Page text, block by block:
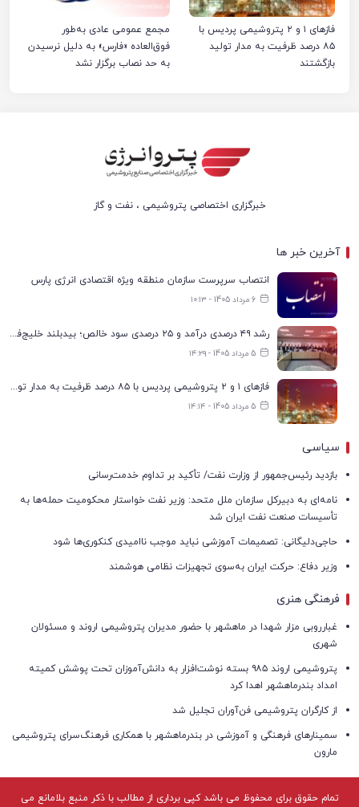
فازهای ۱ و ۲ پتروشیمی پردیس با
۸۵ درصد ظرفیت به مدار تولید
بازگشتند
مجمع عمومی عادی به‌طور
فوق‌العاده «فارس» به دلیل نرسیدن
به حد نصاب برگزار نشد
خبرگزاری اختصاصی پتروشیمی ، نفت و گاز
آخرین خبر ها
انتصاب سرپرست سازمان منطقه ویژه اقتصادی انرژی پارس
6 مرداد 1405 - ۱۰:۱۳
رشد ۴۹ درصدی درآمد و ۲۵ درصدی سود خالص؛ بیدبلند خلیج‌فارس سال ۱۴۰۴ را با رکوردهای جدید به پایان رساند
5 مرداد 1405 - ۱۴:۲۹
فازهای ۱ و ۲ پتروشیمی پردیس با ۸۵ درصد ظرفیت به مدار تولید بازگشتند
5 مرداد 1405 - ۱۴:۱۴
سیاسی
بازدید رئیس‌جمهور از وزارت نفت/ تأکید بر تداوم خدمت‌رسانی
نامه‌ای به دبیرکل سازمان ملل متحد: وزیر نفت خواستار محکومیت حمله‌ها به
تأسیسات صنعت نفت ایران شد
حاجی‌دلیگانی: تصمیمات آموزشی نباید موجب ناامیدی کنکوری‌ها شود
وزیر دفاع: حرکت ایران به‌سوی تجهیزات نظامی هوشمند
فرهنگی هنری
غبارروبی مزار شهدا در ماهشهر با حضور مدیران پتروشیمی اروند و مسئولان
شهری
پتروشیمی اروند ۹۸۵ بسته نوشت‌افزار به دانش‌آموزان تحت پوشش کمیته
امداد بندرماهشهر اهدا کرد
از کارگران پتروشیمی فن‌آوران تجلیل شد
سمینارهای فرهنگی و آموزشی در بندرماهشهر با همکاری فرهنگ‌سرای پتروشیمی
مارون
تمام حقوق برای محفوظ می باشد کپی برداری از مطالب با ذکر منبع بلامانع می